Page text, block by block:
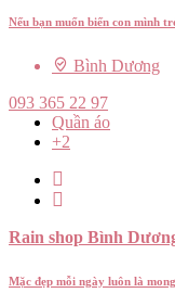
Nếu bạn muốn biến con mình
Bình Dương
093 365 22 97
Quần áo
+2
Rain shop Bình
Mặc đẹp mỗi ngày luôn là